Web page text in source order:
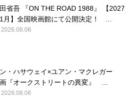
省吾 『ON THE ROAD 1988』 【2027
月】全国映画館にて公開決定！ ...
2026.08.06
・ハサウェイ×ユアン・マクレガー
『オークストリートの異変』 ...
2026.08.06